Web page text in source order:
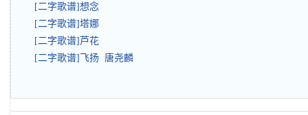
[二字歌谱]想念
[二字歌谱]塔娜
[二字歌谱]芦花
[二字歌谱]飞扬 唐尧麟